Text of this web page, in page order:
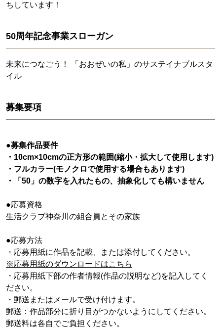
ちしています！
50周年記念事業スローガン
未来につなごう！ 「おおぜいの私」のサステイナブルスタ
イル
募集要項
●募集作品要件
・10cm×10cmの正方形の範囲(縮小・拡大して使用します)
・フルカラー(モノクロで使用する場合もあります)
・「50」の数字を入れたもの、抽象化しても構いません
●応募資格
生活クラブ神奈川の組合員とその家族
●応募方法
・応募用紙に作品を記載、または添付してください。
※応募用紙のダウンロードはこちら
・応募用紙下部の作者情報(作品の説明など)を記入してく
ださい。
・郵送またはメールで受け付けます。
郵送：作品部分に折り目がつかないようにしてください。
郵送料は各自でご負担ください。